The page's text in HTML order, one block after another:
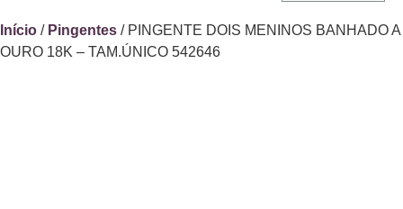
Início / Pingentes / PINGENTE DOIS MENINOS BANHADO A
OURO 18K – TAM.ÚNICO 542646